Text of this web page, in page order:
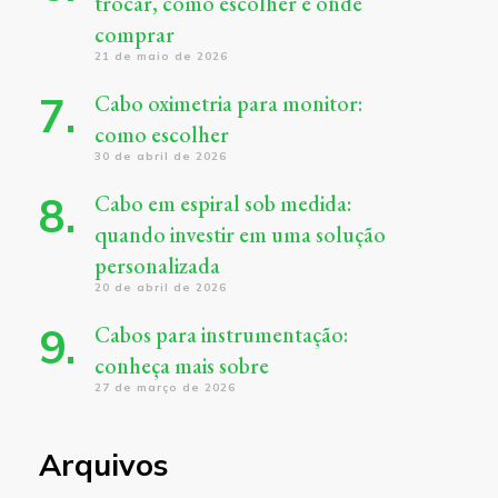
comprar
21 de maio de 2026
Cabo oximetria para monitor:
como escolher
30 de abril de 2026
Cabo em espiral sob medida:
quando investir em uma solução
personalizada
20 de abril de 2026
Cabos para instrumentação:
conheça mais sobre
27 de março de 2026
Arquivos